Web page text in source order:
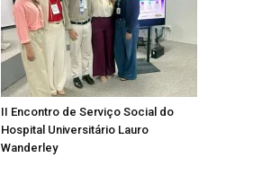
II Encontro de Serviço Social do
Hospital Universitário Lauro
Wanderley